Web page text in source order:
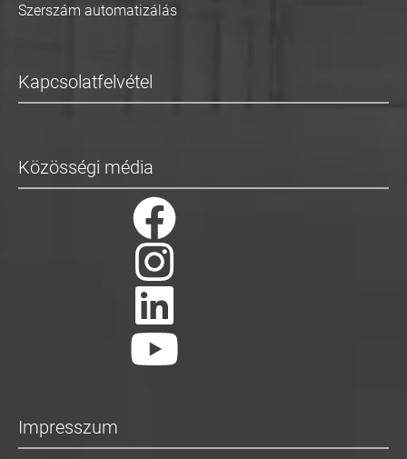
Szerszám automatizálás
Kapcsolatfelvétel
Közösségi média
Impresszum